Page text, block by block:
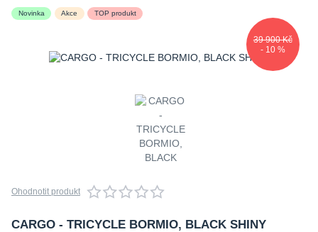
Novinka Akce TOP produkt
39 900 Kč
- 10 %
Ohodnotit produkt
CARGO - TRICYCLE BORMIO, BLACK SHINY